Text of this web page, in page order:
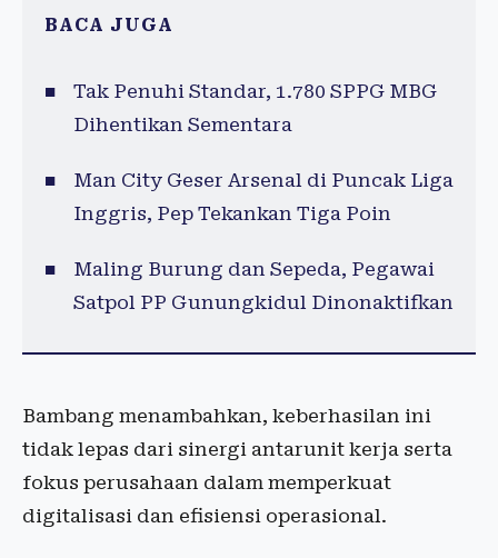
BACA JUGA
Tak Penuhi Standar, 1.780 SPPG MBG
Dihentikan Sementara
Man City Geser Arsenal di Puncak Liga
Inggris, Pep Tekankan Tiga Poin
Maling Burung dan Sepeda, Pegawai
Satpol PP Gunungkidul Dinonaktifkan
Bambang menambahkan, keberhasilan ini
tidak lepas dari sinergi antarunit kerja serta
fokus perusahaan dalam memperkuat
digitalisasi dan efisiensi operasional.